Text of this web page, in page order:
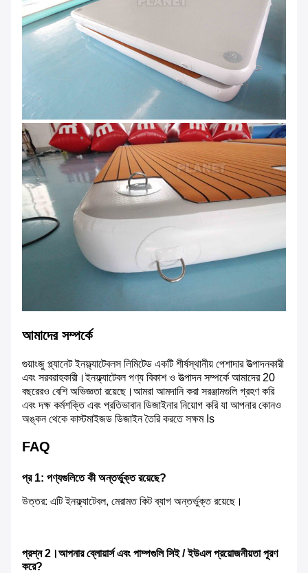
আমাদের সম্পর্কে
গুয়াংজু প্ল্যানেট ইনফ্ল্যাটেবলস লিমিটেড একটি শীর্ষস্থানীয় পেশাদার উত্পাদনকারী
এবং সরবরাহকারী।ইনফ্ল্যাটেবল পণ্য বিকাশ ও উত্পাদন সম্পর্কে আমাদের 20
বছরেরও বেশি অভিজ্ঞতা রয়েছে।আমরা আমদানি করা সরঞ্জামগুলি গ্রহণ করি
এবং দক্ষ কর্মশক্তি এবং প্রতিভাবান ডিজাইনার নিয়োগ করি যা আপনার কোনও
অঙ্কন থেকে কাস্টমাইজড ডিজাইন তৈরি করতে সক্ষম Is
FAQ
প্র 1: পণ্যগুলিতে কী অন্তর্ভুক্ত রয়েছে?
উত্তর: এটি ইনফ্ল্যাটেবল, মেরামত কিট ব্যাগ অন্তর্ভুক্ত রয়েছে।
প্রশ্ন 2।আপনার ব্লোয়ার্স এবং পাম্পগুলি সিই / ইউএল প্রয়োজনীয়তা পূরণ
করে?